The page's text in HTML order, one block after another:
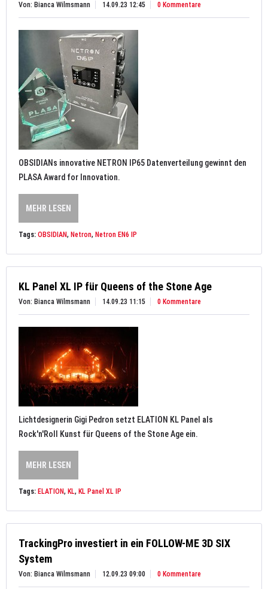
Von: Bianca Wilmsmann 14.09.23 12:45 0 Kommentare
OBSIDIANs innovative NETRON IP65 Datenverteilung gewinnt den
PLASA Award for Innovation.
MEHR LESEN
Tags: OBSIDIAN, Netron, Netron EN6 IP
KL Panel XL IP für Queens of the Stone Age
Von: Bianca Wilmsmann 14.09.23 11:15 0 Kommentare
Lichtdesignerin Gigi Pedron setzt ELATION KL Panel als
Rock'n'Roll Kunst für Queens of the Stone Age ein.
MEHR LESEN
Tags: ELATION, KL, KL Panel XL IP
TrackingPro investiert in ein FOLLOW-ME 3D SIX
System
Von: Bianca Wilmsmann 12.09.23 09:00 0 Kommentare